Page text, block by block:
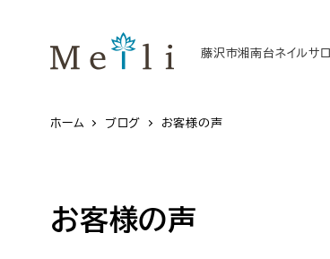
藤沢市湘南台ネイルサ
ホーム ブログ お客様の声
お客様の声